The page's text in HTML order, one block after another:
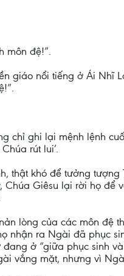
môn đệ!”.
giáo nổi tiếng ở Ái Nhĩ
chỉ ghi lại mệnh lệnh
rút lui’.
thật khó để tưởng
Giêsu lại rời họ để
lòng của các môn đệ
nhận ra Ngài đã phục
ở “giữa phục sinh
vắng mặt, nhưng vì